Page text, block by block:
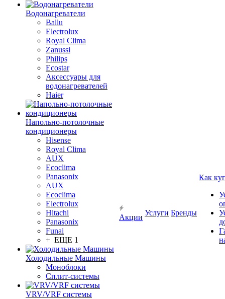
Водонагреватели
Ballu
Electrolux
Royal Clima
Zanussi
Philips
Ecostar
Аксессуары для
водонагревателей
Haier
Напольно-потолочные
кондиционеры
Hisense
Royal Clima
AUX
Ecoclima
Panasonix
AUX
Ecoclima
Electrolux
Hitachi
Panasonix
Funai
+ ЕЩЕ 1
Холодильные Машины
Моноблоки
Сплит-системы
VRV/VRF системы
Акции
Услуги Бренды
Как